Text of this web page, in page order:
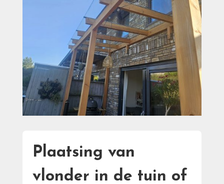
Plaatsing van
vlonder in de tuin of